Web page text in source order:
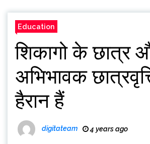
Education
शिकागो के छात्र
अभिभावक
हैरान हैं
digitateam 4 years ago